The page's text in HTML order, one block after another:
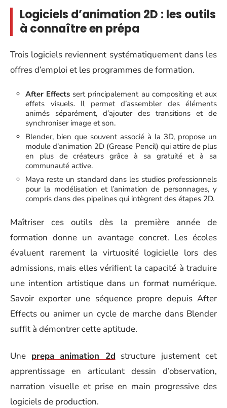
Logiciels d’animation 2D : les outils
à connaître en prépa
Trois logiciels reviennent systématiquement dans les
offres d’emploi et les programmes de formation.
After Effects sert principalement au compositing et aux
effets visuels. Il permet d’assembler des éléments
animés séparément, d’ajouter des transitions et de
synchroniser image et son.
Blender, bien que souvent associé à la 3D, propose un
module d’animation 2D (Grease Pencil) qui attire de plus
en plus de créateurs grâce à sa gratuité et à sa
communauté active.
Maya reste un standard dans les studios professionnels
pour la modélisation et l’animation de personnages, y
compris dans des pipelines qui intègrent des étapes 2D.
Maîtriser ces outils dès la première année de
formation donne un avantage concret. Les écoles
évaluent rarement la virtuosité logicielle lors des
admissions, mais elles vérifient la capacité à traduire
une intention artistique dans un format numérique.
Savoir exporter une séquence propre depuis After
Effects ou animer un cycle de marche dans Blender
suffit à démontrer cette aptitude.
Une prepa animation 2d structure justement cet
apprentissage en articulant dessin d’observation,
narration visuelle et prise en main progressive des
logiciels de production.